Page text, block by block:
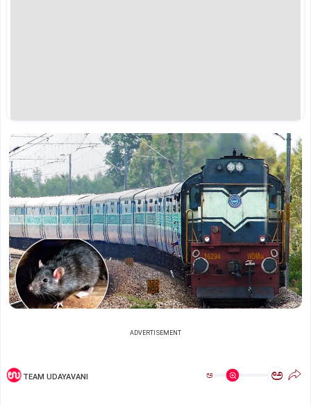
ADVERTISEMENT
TEAM UDAYAVANI ಅ ಅ